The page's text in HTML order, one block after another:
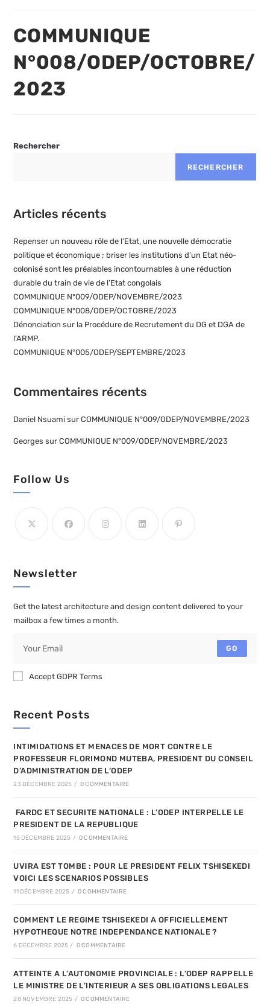
publication :
COMMUNIQUE
N°008/ODEP/OCTOBRE/
2023
Rechercher
RECHERCHER
Articles récents
Repenser un nouveau rôle de l’Etat, une nouvelle démocratie
politique et économique ; briser les institutions d’un Etat néo-
colonisé sont les préalables incontournables à une réduction
durable du train de vie de l’Etat congolais
COMMUNIQUE N°009/ODEP/NOVEMBRE/2023
COMMUNIQUE N°008/ODEP/OCTOBRE/2023
Dénonciation sur la Procédure de Recrutement du DG et DGA de
l’ARMP.
COMMUNIQUE N°005/ODEP/SEPTEMBRE/2023
Commentaires récents
Daniel Nsuami surCOMMUNIQUE N°009/ODEP/NOVEMBRE/2023
Georges surCOMMUNIQUE N°009/ODEP/NOVEMBRE/2023
Follow Us
Newsletter
Get the latest architecture and design content delivered to your
mailbox a few times a month.
GO
Accept GDPR Terms
Recent Posts
INTIMIDATIONS ET MENACES DE MORT CONTRE LE
PROFESSEUR FLORIMOND MUTEBA, PRESIDENT DU CONSEIL
D’ADMINISTRATION DE L’ODEP
23 DÉCEMBRE 2025 / 0 COMMENTAIRE
FARDC ET SECURITE NATIONALE : L’ODEP INTERPELLE LE
PRESIDENT DE LA REPUBLIQUE
15 DÉCEMBRE 2025 / 0 COMMENTAIRE
UVIRA EST TOMBE : POUR LE PRESIDENT FELIX TSHISEKEDI
VOICI LES SCENARIOS POSSIBLES
11 DÉCEMBRE 2025 / 0 COMMENTAIRE
COMMENT LE REGIME TSHISEKEDI A OFFICIELLEMENT
HYPOTHEQUE NOTRE INDEPENDANCE NATIONALE ?
6 DÉCEMBRE 2025 / 0 COMMENTAIRE
ATTEINTE A L’AUTONOMIE PROVINCIALE : L’ODEP RAPPELLE
LE MINISTRE DE L’INTERIEUR A SES OBLIGATIONS LEGALES
28 NOVEMBRE 2025 / 0 COMMENTAIRE